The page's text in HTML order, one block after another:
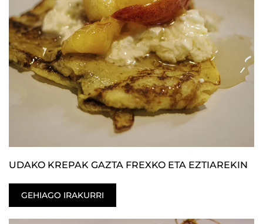
UDAKO KREPAK GAZTA FREXKO ETA EZTIAREKIN
GEHIAGO IRAKURRI